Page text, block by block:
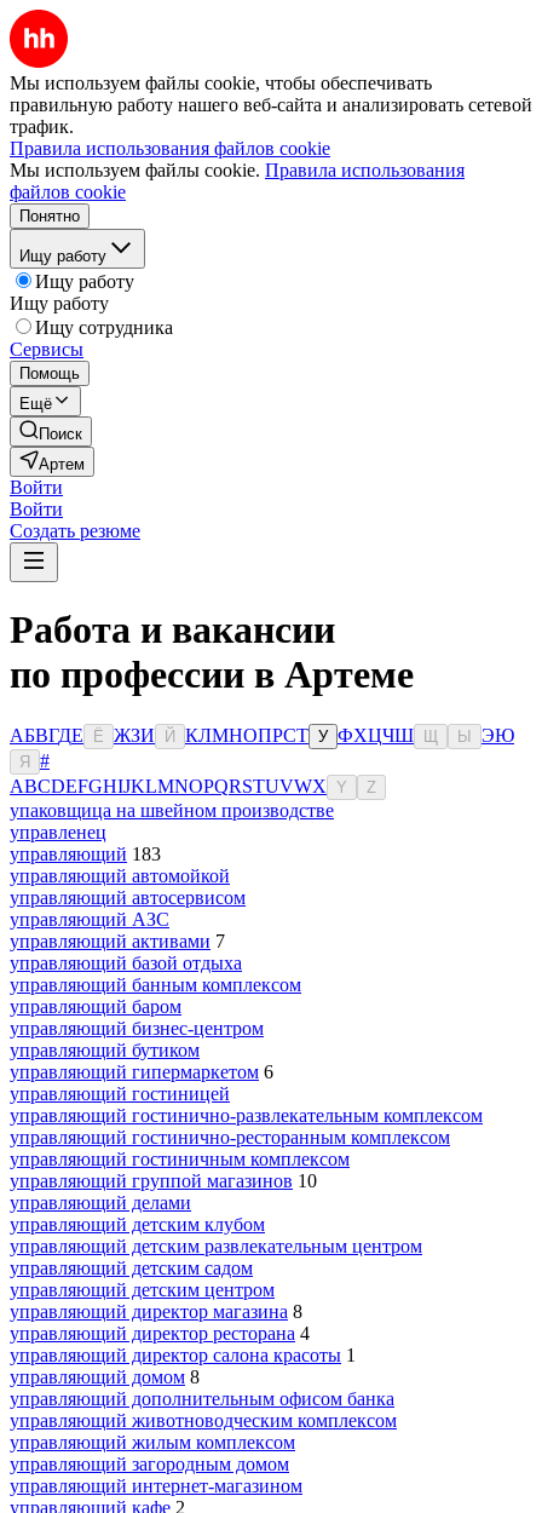
Мы используем файлы cookie, чтобы обеспечивать
правильную работу нашего веб-сайта и анализировать сетевой
трафик.
Правила использования файлов cookie
Мы используем файлы cookie. Правила использования
файлов cookie
Понятно
Ищу работу
Ищу работу
Ищу работу
Ищу сотрудника
Сервисы
Помощь
Ещё
Поиск
Артем
Войти
Войти
Создать резюме
Работа и вакансии
по профессии в Артеме
АБВГДЕ Ё ЖЗИ Й КЛМНОПРСТ У ФХЦЧШ Ы ЭЮ
Я
#
ABCDEFGHIJKLMNOPQRSTUVWX Y Z
упаковщица на швейном производстве
управленец
управляющий 183
управляющий автомойкой
управляющий автосервисом
управляющий АЗС
управляющий активами 7
управляющий базой отдыха
управляющий банным комплексом
управляющий баром
управляющий бизнес-центром
управляющий бутиком
управляющий гипермаркетом 6
управляющий гостиницей
управляющий гостинично-развлекательным комплексом
управляющий гостинично-ресторанным комплексом
управляющий гостиничным комплексом
управляющий группой магазинов 10
управляющий делами
управляющий детским клубом
управляющий детским развлекательным центром
управляющий детским садом
управляющий детским центром
управляющий директор магазина 8
управляющий директор ресторана 4
управляющий директор салона красоты 1
управляющий домом 8
управляющий дополнительным офисом банка
управляющий животноводческим комплексом
управляющий жилым комплексом
управляющий загородным домом
управляющий интернет-магазином
управляющий кафе 2